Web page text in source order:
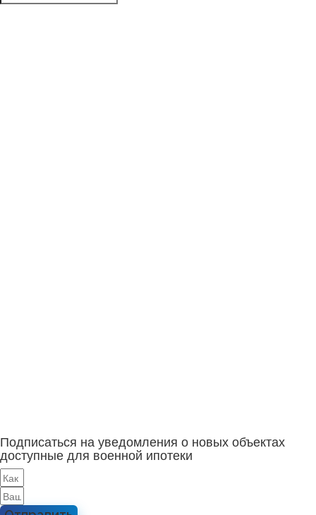
Подписаться на уведомления о новых объектах
доступные для военной ипотеки